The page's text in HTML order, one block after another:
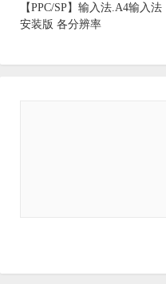
【PPC/SP】输入法.A4输入法
安装版 各分辨率